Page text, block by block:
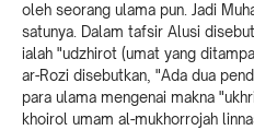
oleh seorang ulama pun. Jadi
satunya. Dalam tafsir Alusi
ialah "udzhirot (umat yang
ar-Rozi disebutkan, "Ada dua
para ulama mengenai makna
khoirol umam al-mukhorrojah